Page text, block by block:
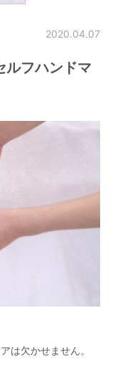
2020.04.07
ルフハンドマ
は欠かせません。